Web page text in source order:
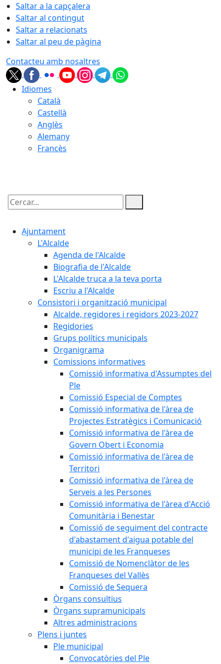
Saltar a la capçalera
Saltar al contingut
Saltar a relacionats
Saltar al peu de pàgina
Contacteu amb nosaltres
Idiomes
Català
Castellà
Anglès
Alemany
Francès
Cercar:
Ajuntament
L'Alcalde
Agenda de l'Alcalde
Biografia de l'Alcalde
L'Alcalde truca a la teva porta
Escriu a l'Alcalde
Consistori i organització municipal
Alcalde, regidores i regidors 2023-2027
Regidories
Grups polítics municipals
Organigrama
Comissions informatives
Comissió informativa d'Assumptes del
Ple
Comissió Especial de Comptes
Comissió informativa de l'àrea de
Projectes Estratègics i Comunicació
Comissió informativa de l'àrea de
Govern Obert i Economia
Comissió informativa de l'àrea de
Territori
Comissió informativa de l'àrea de
Serveis a les Persones
Comissió informativa de l'àrea d'Acció
Comunitària i Benestar
Comissió de seguiment del contracte
d'abastament d'aigua potable del
municipi de les Franqueses
Comissió de Nomenclàtor de les
Franqueses del Vallès
Comissió de Sequera
Òrgans consultius
Òrgans supramunicipals
Altres administracions
Plens i juntes
Ple municipal
Convocatòries del Ple